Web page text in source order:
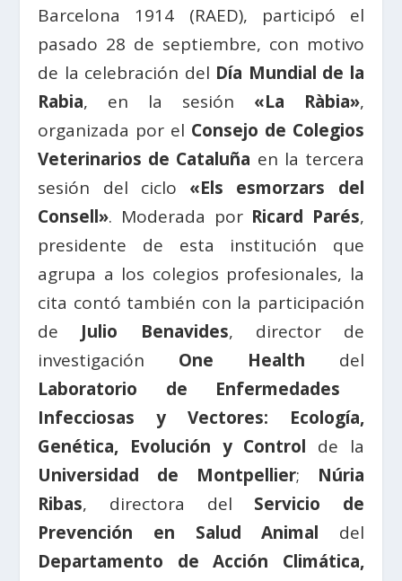
Barcelona 1914 (RAED), participó el
pasado 28 de septiembre, con motivo
de la celebración del Día Mundial de la
Rabia, en la sesión «La Ràbia»,
organizada por el Consejo de Colegios
Veterinarios de Cataluña en la tercera
sesión del ciclo «Els esmorzars del
Consell». Moderada por Ricard Parés,
presidente de esta institución que
agrupa a los colegios profesionales, la
cita contó también con la participación
de Julio Benavides, director de
investigación One Health del
Laboratorio de Enfermedades
Infecciosas y Vectores: Ecología,
Genética, Evolución y Control de la
Universidad de Montpellier; Núria
Ribas, directora del Servicio de
Prevención en Salud Animal del
Departamento de Acción Climática,